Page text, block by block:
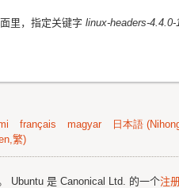
里，指定关键字 linux-headers-4.4.0-
français magyar 日本語
繁)
Ubuntu 是 Canonical Ltd. 的一个注